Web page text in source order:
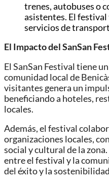
trenes, autobuses o
asistentes. El
servicios de
El Impacto del SanSan
El SanSan Festival tiene
comunidad local de
visitantes genera un
beneficiando a hoteles,
locales.
Además, el festival
organizaciones locales,
social y cultural de la
entre el festival y la
del éxito y la